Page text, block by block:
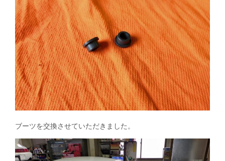
ブーツを交換させていただきました。